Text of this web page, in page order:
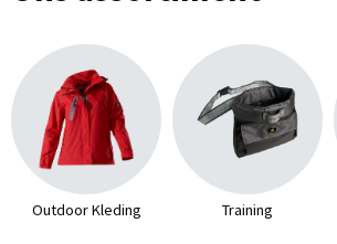
Outdoor Kleding Training